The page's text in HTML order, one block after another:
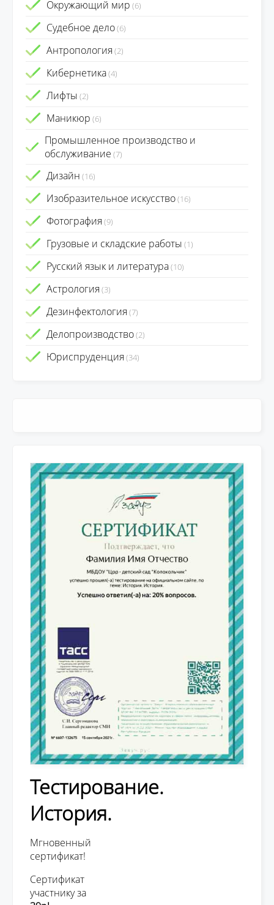
Окружающий мир (6)
Судебное дело(6)
Антропология (2)
Кибернетика(4)
Лифты (2)
Маникюр (6)
Промышленное производство и
обслуживание (7)
Дизайн (16)
Изобразительное искусство(16)
Фотография (9)
Грузовые и складские работы (1)
Русский язык и литература(10)
Астрология (3)
Дезинфектология (7)
Делопроизводство(2)
Юриспруденция (34)
Тестирование.
История.
Мгновенный
сертификат!
Сертификат
участнику за